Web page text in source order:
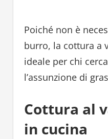
Poiché non è
burro, la cottura a
ideale per chi
l’assunzione di
Cottura al
in cucina